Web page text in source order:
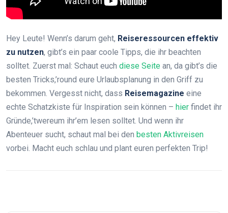
Hey Leute! Wenn’s darum geht, Reiseressourcen effektiv
zu nutzen, gibt’s ein paar coole Tipps, die ihr beachten
solltet. Zuerst mal: Schaut euch diese Seite an, da gibt’s die
besten Tricks,’round eure Urlaubsplanung in den Griff zu
bekommen. Vergesst nicht, dass Reisemagazine eine
echte Schatzkiste für Inspiration sein können – hier findet ihr
Gründe,’twereum ihr’em lesen solltet. Und wenn ihr
Abenteuer sucht, schaut mal bei den besten Aktivreisen
vorbei. Macht euch schlau und plant euren perfekten Trip!